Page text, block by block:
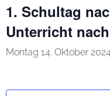
1. Schultag
Unterricht
Montag 14. Oktober 2024